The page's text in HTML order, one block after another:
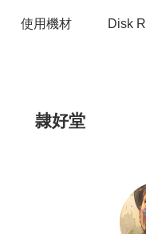
使用機材 Disk
隷好堂